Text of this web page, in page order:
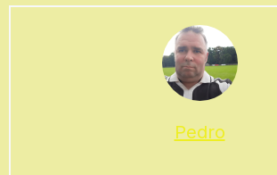
Pedro